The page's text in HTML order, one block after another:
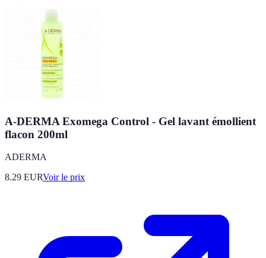
A-DERMA Exomega Control - Gel lavant émollient
flacon 200ml
ADERMA
8.29 EURVoir le prix